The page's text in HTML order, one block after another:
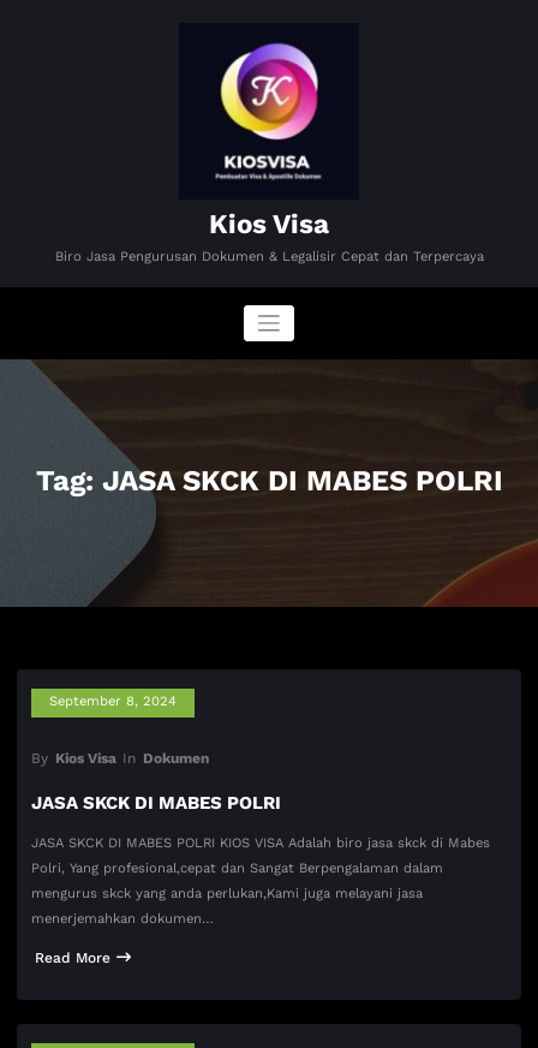
Kios Visa
Biro Jasa Pengurusan Dokumen & Legalisir Cepat dan Terpercaya
Tag: JASA SKCK DI MABES POLRI
September 8, 2024
By Kios Visa In Dokumen
JASA SKCK DI MABES POLRI
JASA SKCK DI MABES POLRI KIOS VISA Adalah biro jasa skck di Mabes
Polri, Yang profesional,cepat dan Sangat Berpengalaman dalam
mengurus skck yang anda perlukan,Kami juga melayani jasa
menerjemahkan dokumen…
Read More